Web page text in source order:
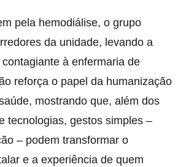
pela hemodiálise, o grupo
da unidade, levando a
à enfermaria de
reforça o papel da humanização
mostrando que, além dos
tecnologias, gestos simples –
– podem transformar o
e a experiência de quem